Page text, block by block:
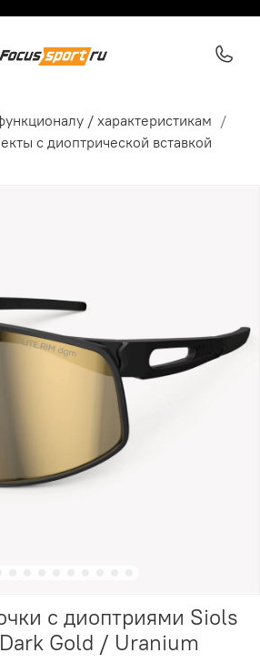
/ характеристикам
с диоптрической вставкой
с диоптриями Siols
Gold / Uranium